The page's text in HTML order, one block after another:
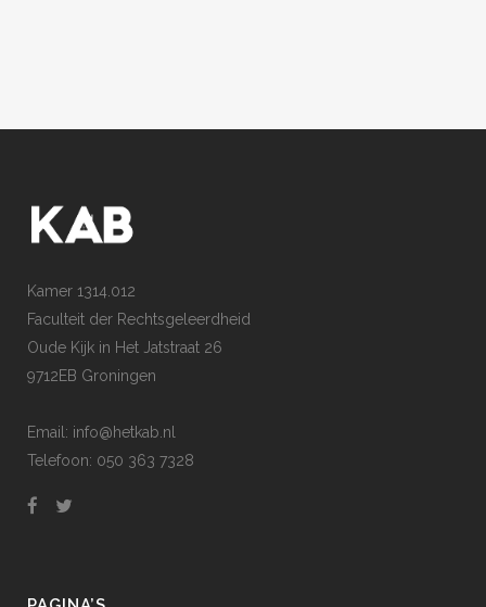
Kamer 1314.012
Faculteit der Rechtsgeleerdheid
Oude Kijk in Het Jatstraat 26
9712EB Groningen
Email: info@hetkab.nl
Telefoon: 050 363 7328